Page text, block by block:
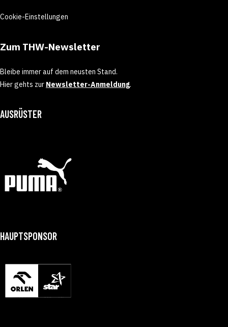
Cookie-Einstellungen
Zum THW-Newsletter
Bleibe immer auf dem neusten Stand.
Hier gehts zur Newsletter-Anmeldung.
AUSRÜSTER
HAUPTSPONSOR